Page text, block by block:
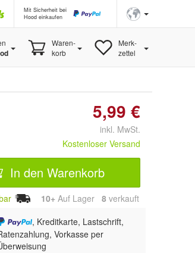
Mit Sicherheit bei
Hood einkaufen
Waren-
korb
Merk-
zettel
5,99 €
inkl. MwSt.
Kostenloser Versand
In den Warenkorb
10+ Auf Lager 8 verkauft
, Kreditkarte, Lastschrift,
Vorkasse per